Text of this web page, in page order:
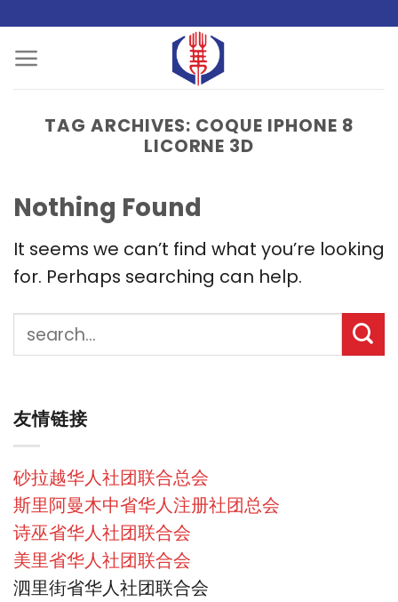
content
TAG ARCHIVES: COQUE IPHONE 8
LICORNE 3D
Nothing Found
It seems we can’t find what you’re looking
for. Perhaps searching can help.
友情链接
砂拉越华人社团联合总会
斯里阿曼木中省华人注册社团总会
诗巫省华人社团联合会
美里省华人社团联合会
泗里街省华人社团联合会